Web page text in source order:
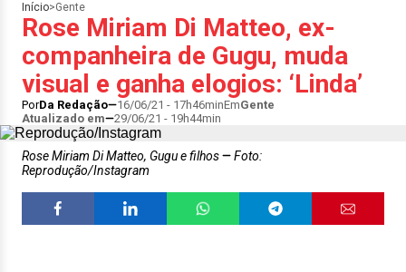
Início>Gente
Rose Miriam Di Matteo, ex-
companheira de Gugu, muda
visual e ganha elogios: ‘Linda’
PorDa Redação 16/06/21 - 17h46minEmGente
Atualizado em
29/06/21 - 19h44min
Rose Miriam Di Matteo, Gugu e filhos
Foto:
Reprodução/Instagram